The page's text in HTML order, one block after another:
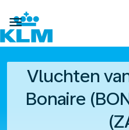

Vluchten
Bonaire